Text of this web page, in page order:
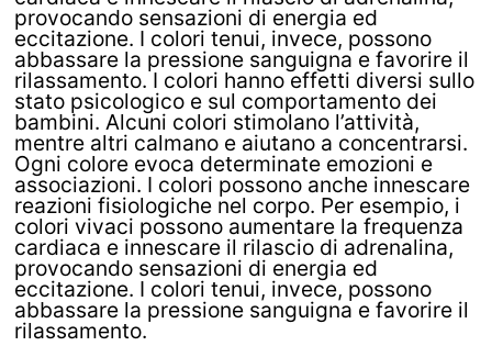
provocando sensazioni di energia ed
eccitazione. I colori tenui, invece, possono
abbassare la pressione sanguigna e favorire il
rilassamento. I colori hanno effetti diversi sullo
stato psicologico e sul comportamento dei
bambini. Alcuni colori stimolano l’attività,
mentre altri calmano e aiutano a concentrarsi.
Ogni colore evoca determinate emozioni e
associazioni. I colori possono anche innescare
reazioni fisiologiche nel corpo. Per esempio, i
colori vivaci possono aumentare la frequenza
cardiaca e innescare il rilascio di adrenalina,
provocando sensazioni di energia ed
eccitazione. I colori tenui, invece, possono
abbassare la pressione sanguigna e favorire il
rilassamento.